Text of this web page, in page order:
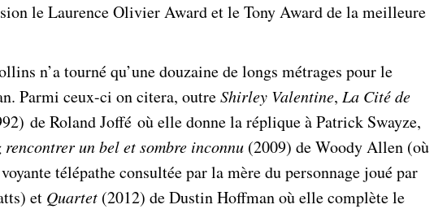
le Laurence Olivier Award et le Tony Award de la meilleure
n’a tourné qu’une douzaine de longs métrages pour le
Parmi ceux-ci on citera, outreShirley Valentine, La Cité de
de Roland Joffé où elle donne la réplique à Patrick Swayze,
rencontrer un bel et sombre inconnu (2009) de Woody Allen (où
télépathe consultée par la mère du personnage joué par
et Quartet (2012) de Dustin Hoffman où elle complète le